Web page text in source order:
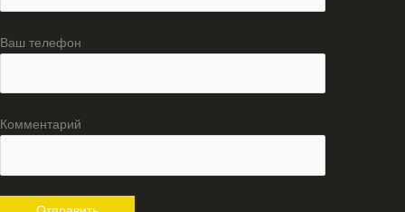
Ваш телефон
Комментарий